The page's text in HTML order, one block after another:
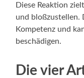
Diese Reaktion
und bloßzustellen.
Kompetenz und
beschädigen.
Die vier